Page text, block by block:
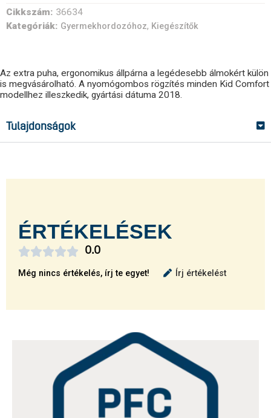
Cikkszám: 36634
Kategóriák: Gyermekhordozóhoz, Kiegészítők
Az extra puha, ergonomikus állpárna a legédesebb álmokért külön
is megvásárolható. A nyomógombos rögzítés minden Kid Comfort
modellhez illeszkedik, gyártási dátuma 2018.
Tulajdonságok
ÉRTÉKELÉSEK
0.0

Még nincs értékelés, írj te egyet! Írj értékelést